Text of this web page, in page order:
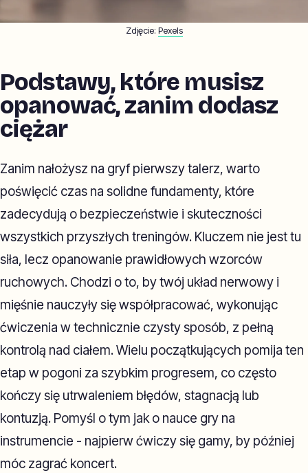
Zdjęcie: Pexels
Podstawy, które musisz
opanować, zanim dodasz
ciężar
Zanim nałożysz na gryf pierwszy talerz, warto
poświęcić czas na solidne fundamenty, które
zadecydują o bezpieczeństwie i skuteczności
wszystkich przyszłych treningów. Kluczem nie jest tu
siła, lecz opanowanie prawidłowych wzorców
ruchowych. Chodzi o to, by twój układ nerwowy i
mięśnie nauczyły się współpracować, wykonując
ćwiczenia w technicznie czysty sposób, z pełną
kontrolą nad ciałem. Wielu początkujących pomija ten
etap w pogoni za szybkim progresem, co często
kończy się utrwaleniem błędów, stagnacją lub
kontuzją. Pomyśl o tym jak o nauce gry na
instrumencie - najpierw ćwiczy się gamy, by później
móc zagrać koncert.